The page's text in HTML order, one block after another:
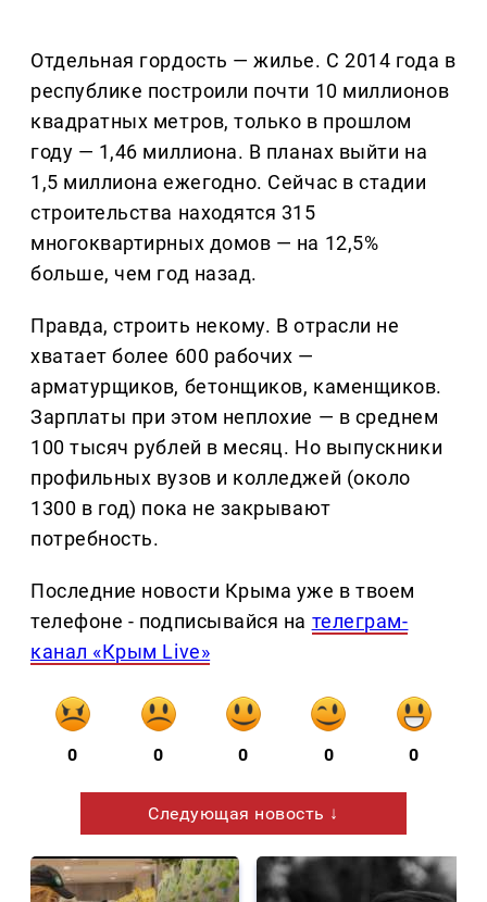
Отдельная гордость — жилье. С 2014 года в
республике построили почти 10 миллионов
квадратных метров, только в прошлом
году — 1,46 миллиона. В планах выйти на
1,5 миллиона ежегодно. Сейчас в стадии
строительства находятся 315
многоквартирных домов — на 12,5%
больше, чем год назад.
Правда, строить некому. В отрасли не
хватает более 600 рабочих —
арматурщиков, бетонщиков, каменщиков.
Зарплаты при этом неплохие — в среднем
100 тысяч рублей в месяц. Но выпускники
профильных вузов и колледжей (около
1300 в год) пока не закрывают
потребность.
Последние новости Крыма уже в твоем
телефоне - подписывайся на телеграм-
канал «Крым Live»
0 0 0 0 0
Следующая новость ↓